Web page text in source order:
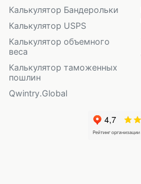
Калькулятор Бандерольки
Калькулятор USPS
Калькулятор объемного
веса
Калькулятор таможенных
пошлин
Qwintry.Global